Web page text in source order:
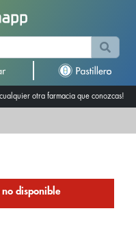
otra farmacia que conozcas!
disponible